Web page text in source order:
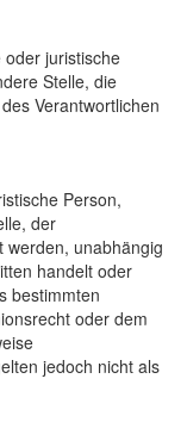
juristische
Stelle, die
Verantwortlichen
Person,
der
werden, unabhängig
handelt oder
bestimmten
oder dem
jedoch nicht als